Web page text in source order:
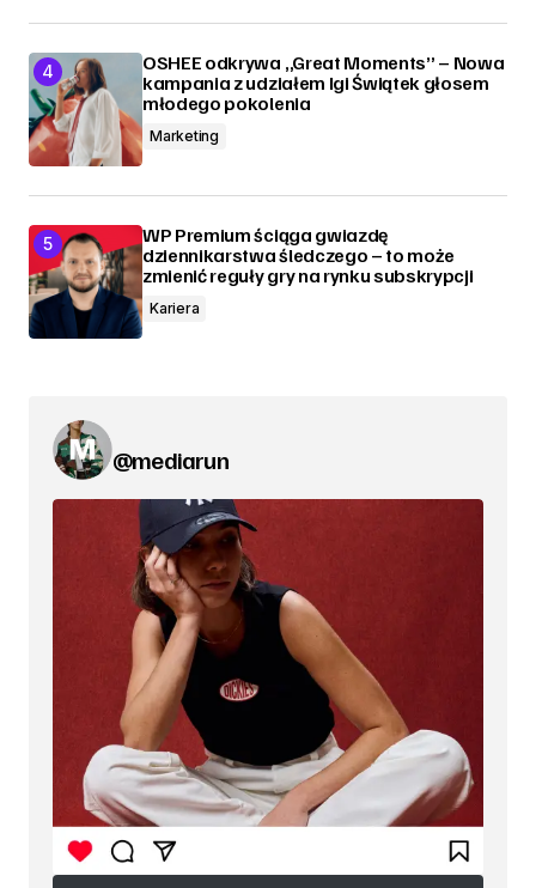
OSHEE odkrywa „Great Moments” – Nowa
kampania z udziałem Igi Świątek głosem
młodego pokolenia
Marketing
WP Premium ściąga gwiazdę
dziennikarstwa śledczego – to może
zmienić reguły gry na rynku subskrypcji
Kariera
@mediarun